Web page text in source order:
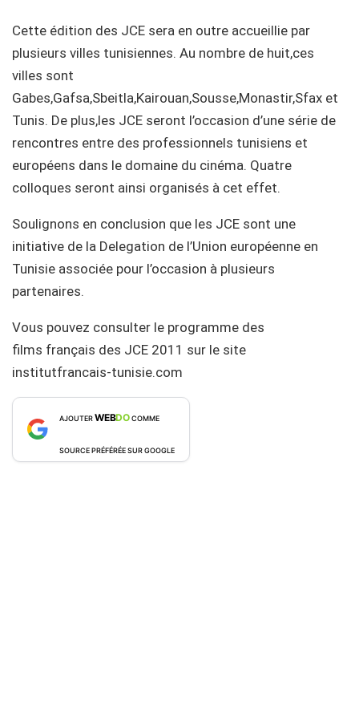
Cette édition des JCE sera en outre accueillie par
plusieurs villes tunisiennes. Au nombre de huit,ces
villes sont
Gabes,Gafsa,Sbeitla,Kairouan,Sousse,Monastir,Sfax et
Tunis. De plus,les JCE seront l’occasion d’une série de
rencontres entre des professionnels tunisiens et
européens dans le domaine du cinéma. Quatre
colloques seront ainsi organisés à cet effet.
Soulignons en conclusion que les JCE sont une
initiative de la Delegation de l’Union européenne en
Tunisie associée pour l’occasion à plusieurs
partenaires.
Vous pouvez consulter le programme des
films français des JCE 2011 sur le site
institutfrancais-tunisie.com
AJOUTERWEBDOCOMME
SOURCE PRÉFÉRÉE SUR GOOGLE